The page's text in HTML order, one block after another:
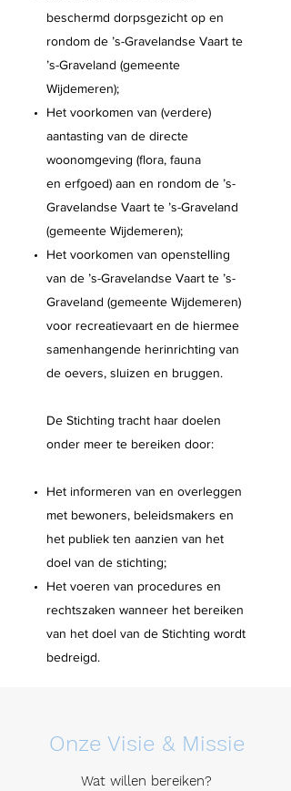
beschermd dorpsgezicht op en
rondom de ’s-Gravelandse Vaart te
’s-Graveland (gemeente
Wijdemeren);
Het voorkomen van (verdere)
aantasting van de directe
woonomgeving (flora, fauna
en erfgoed) aan en rondom de ’s-
Gravelandse Vaart te ’s-Graveland
(gemeente Wijdemeren);
Het voorkomen van openstelling
van de ’s-Gravelandse Vaart te ’s-
Graveland (gemeente Wijdemeren)
voor recreatievaart en de hiermee
samenhangende herinrichting van
de oevers, sluizen en bruggen.
De Stichting tracht haar doelen
onder meer te bereiken door:
Het informeren van en overleggen
met bewoners, beleidsmakers en
het publiek ten aanzien van het
doel van de stichting;
Het voeren van procedures en
rechtszaken wanneer het bereiken
van het doel van de Stichting wordt
bedreigd.
Onze Visie & Missie
Wat willen bereiken?